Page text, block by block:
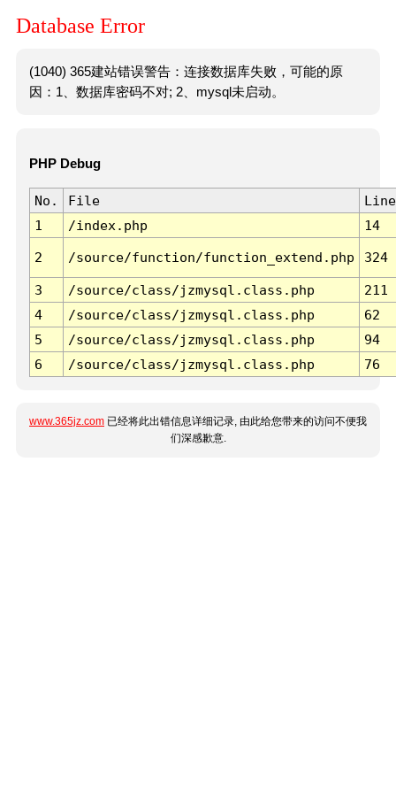
Database Error
(1040) 365建站错误警告：连接数据库失败，可能的原
因：1、数据库密码不对; 2、mysql未启动。
PHP Debug
No. File
Line
1
/index.php 14
2 /source/function/function_extend.php 324
3 /source/class/jzmysql.class.php
211
4
/source/class/jzmysql.class.php
62
5
/source/class/jzmysql.class.php
94
6
/source/class/jzmysql.class.php 76
www.365jz.com 已经将此出错信息详细记录, 由此给您带来的访问不便我
们深感歉意.